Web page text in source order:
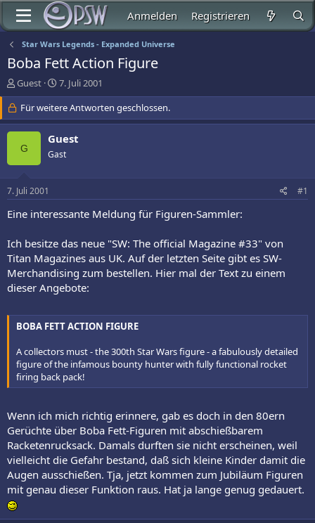
Anmelden Registrieren
Star Wars Legends - Expanded Universe
Boba Fett Action Figure
E
r
s
t
e
Guest
E
r
s
t
l
l
m
7. Juli 2001
Für weitere Antworten geschlossen.
G
Guest
Gast
7. Juli 2001 #1
Eine interessante Meldung für Figuren-Sammler:
Ich besitze das neue "SW: The official Magazine #33" von
Titan Magazines aus UK. Auf der letzten Seite gibt es SW-
Merchandising zum bestellen. Hier mal der Text zu einem
dieser Angebote:
BOBA FETT ACTION FIGURE
A collectors must - the 300th Star Wars figure - a fabulously detailed
figure of the infamous bounty hunter with fully functional rocket
firing back pack!
Wenn ich mich richtig erinnere, gab es doch in den 80ern
Gerüchte über Boba Fett-Figuren mit abschießbarem
Racketenrucksack. Damals durften sie nicht erscheinen, weil
vielleicht die Gefahr bestand, daß sich kleine Kinder damit die
Augen ausschießen. Tja, jetzt kommen zum Jubiläum Figuren
mit genau dieser Funktion raus. Hat ja lange genug gedauert.